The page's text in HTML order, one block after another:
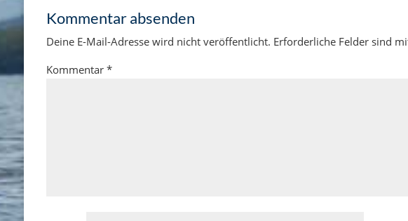
Kommentar absenden
Deine E-Mail-Adresse wird nicht veröffentlicht. Erforderliche Felder sind
Kommentar *